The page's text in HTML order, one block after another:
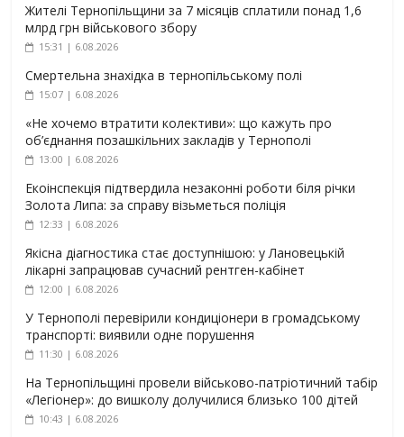
Жителі Тернопільщини за 7 місяців сплатили понад 1,6
млрд грн військового збору
15:31 | 6.08.2026
Смертельна знахідка в тернопільському полі
15:07 | 6.08.2026
«Не хочемо втратити колективи»: що кажуть про
об’єднання позашкільних закладів у Тернополі
13:00 | 6.08.2026
Екоінспекція підтвердила незаконні роботи біля річки
Золота Липа: за справу візьметься поліція
12:33 | 6.08.2026
Якісна діагностика стає доступнішою: у Лановецькій
лікарні запрацював сучасний рентген-кабінет
12:00 | 6.08.2026
У Тернополі перевірили кондиціонери в громадському
транспорті: виявили одне порушення
11:30 | 6.08.2026
На Тернопільщині провели військово-патріотичний табір
«Легіонер»: до вишколу долучилися близько 100 дітей
10:43 | 6.08.2026